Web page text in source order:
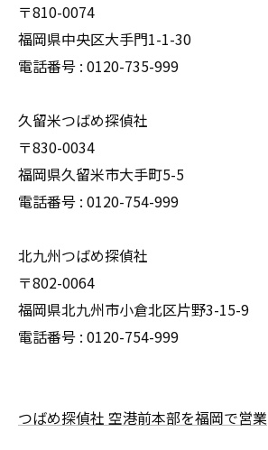
〒810-0074
福岡県中央区大手門1-1-30
電話番号 : 0120-735-999
久留米つばめ探偵社
〒830-0034
福岡県久留米市大手町5-5
電話番号 : 0120-754-999
北九州つばめ探偵社
〒802-0064
福岡県北九州市小倉北区片野3-15-9
電話番号 : 0120-754-999
つばめ探偵社 空港前本部を福岡で営業